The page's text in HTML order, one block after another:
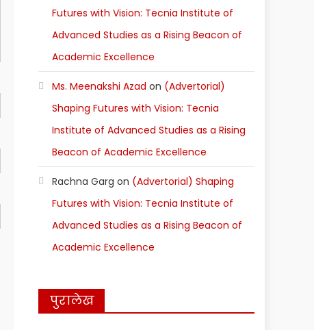
Futures with Vision: Tecnia Institute of
Advanced Studies as a Rising Beacon of
Academic Excellence
Ms. Meenakshi Azad on (Advertorial)
Shaping Futures with Vision: Tecnia
Institute of Advanced Studies as a Rising
Beacon of Academic Excellence
Rachna Garg on (Advertorial) Shaping
Futures with Vision: Tecnia Institute of
Advanced Studies as a Rising Beacon of
Academic Excellence
पुरालेख